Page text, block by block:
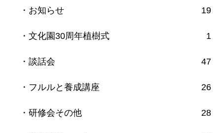
・お知らせ 19
・文化園30周年植樹式 1
・談話会 47
・フルルと養成講座 26
・研修会その他 28